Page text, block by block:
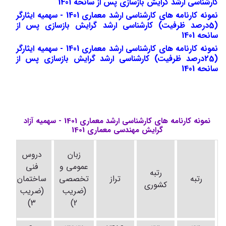
نمونه کارنامه های کارشناسی ارشد معماری 1401 - سهمیه ایثارگر
(5درصد ظرفیت) کارشناسی ارشد گرایش بازسازی پس از
سانحه 1401
نمونه کارنامه های کارشناسی ارشد معماری 1401 - سهمیه ایثارگر
(25درصد ظرفیت) کارشناسی ارشد گرایش بازسازی پس از
سانحه 1401
نمونه کارنامه های کارشناسی ارشد معماری 1401 - سهمیه آزاد
گرایش مهندسی معماری 1401
رتبه
رتبه
کشوری
تراز
زبان
عمومی و
تخصصی
(ضریب
2)
دروس
فنی
ساختمان
(ضریب
3)